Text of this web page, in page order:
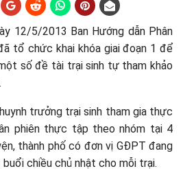
5/2013 Ban Hướng dẫn Phân
tổ chức khai khóa giai đoạn 1 để
số đề tài trại sinh tự tham khảo
trưởng trại sinh tham gia thực
phiên thực tập theo nhóm tại 4
thành phố có đơn vị GĐPT đang
chiều chủ nhật cho mỗi trại.